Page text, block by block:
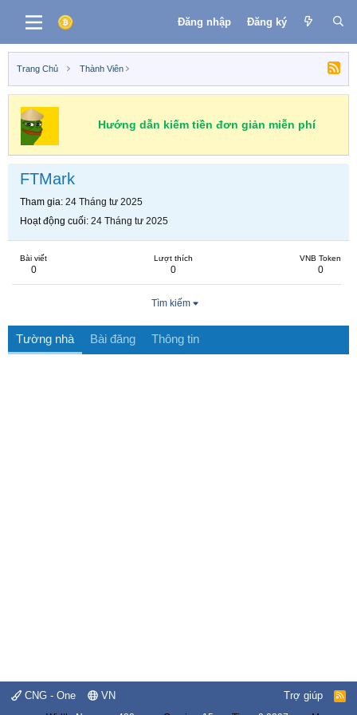
Đăng nhập Đăng ký
Trang Chủ Thành Viên
Hướng dẫn kiếm tiền đơn giản miễn phí
FTMark
Tham gia 24 Tháng tư 2025
Hoạt động cuối 24 Tháng tư 2025
Bài viết
0
Lượt thích
0
VNB Token
0
Tìm kiếm
Tường nhà Bài đăng Thông tin
CNG - One VN Trợ giúp
R